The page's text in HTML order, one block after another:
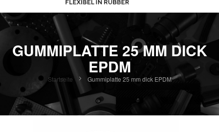
GUMMIPLATTE 25 MM DICK
EPDM
Startseite Gummiplatte 25 mm dick EPDM